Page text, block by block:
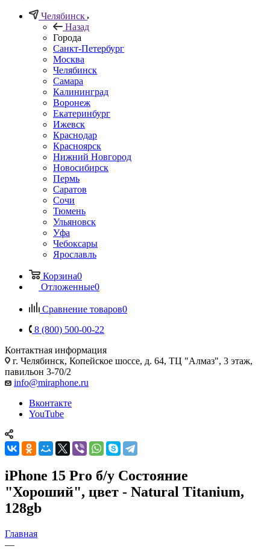
Челябинск
Назад
Города
Санкт-Петербург
Москва
Челябинск
Самара
Калининград
Воронеж
Екатеринбург
Ижевск
Краснодар
Красноярск
Нижний Новгород
Новосибирск
Пермь
Саратов
Сочи
Тюмень
Ульяновск
Уфа
Чебоксары
Ярославль
Корзина0
Отложенные0
Сравнение товаров0
8 (800) 500-00-22
Контактная информация
г. Челябинск, Копейское шоссе, д. 64, ТЦ "Алмаз", 3 этаж,
павильон 3-70/2
info@miraphone.ru
Вконтакте
YouTube
iPhone 15 Pro б/у Состояние
"Хороший", цвет - Natural Titanium,
128gb
Главная
—